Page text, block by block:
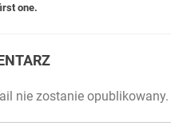
one.
nie zostanie opublikowany.